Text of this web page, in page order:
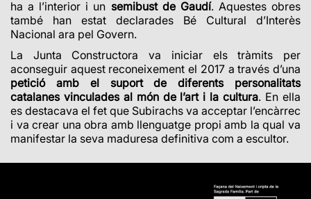
ha a l’interior i un semibust de Gaudí. Aquestes obres
també han estat declarades Bé Cultural d’Interès
Nacional ara pel Govern.
La Junta Constructora va iniciar els tràmits per
aconseguir aquest reconeixement el 2017 a través d’una
petició amb el suport de diferents personalitats
catalanes vinculades al món de l’art i la cultura. En ella
es destacava el fet que Subirachs va acceptar l’encàrrec
i va crear una obra amb llenguatge propi amb la qual va
manifestar la seva maduresa definitiva com a escultor.